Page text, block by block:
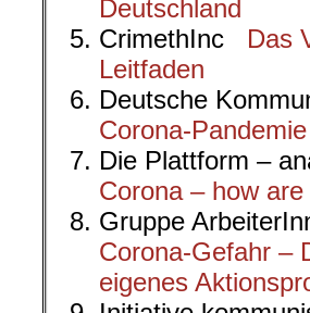
Deutschland
CrimethInc Das
Leitfaden
Deutsche
Corona-
Die Plattform –
Corona – how
Gruppe
Corona-Gefahr –
eigenes